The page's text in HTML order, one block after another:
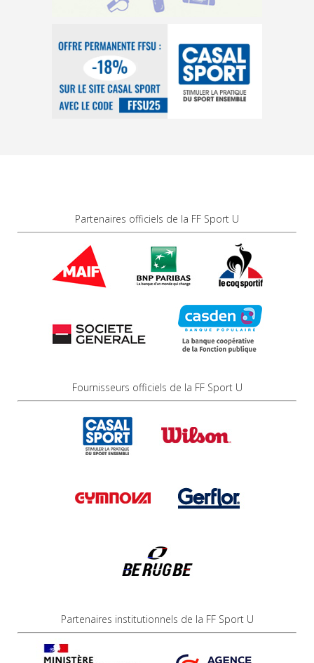
Partenaires officiels de la FF Sport U
Fournisseurs officiels de la FF Sport U
Partenaires institutionnels de la FF Sport U